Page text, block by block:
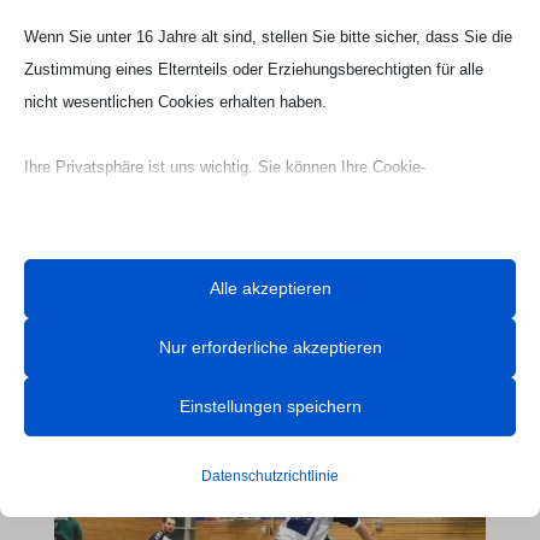
twittern teilen
teilen RSS-feed
Mobil: 0177 2703058
Wenn Sie unter 16 Jahre alt sind, stellen Sie bitte sicher, dass Sie die
Zustimmung eines Elternteils oder Erziehungsberechtigten für alle
nicht wesentlichen Cookies erhalten haben.
Ihre Privatsphäre ist uns wichtig. Sie können Ihre Cookie-
Sie können Ihre Präferenzen jederzeit ändern, indem Sie auf die
Schaltfläche „Einstellungen“ unten klicken.
Beachten Sie, dass das Deaktivieren bestimmter Arten von Cookies
Essenzielle Cookies und Dienste ermöglichen grundlegende
Alle akzeptieren
Nur erforderliche akzeptieren
Einstellungen speichern
Datenschutzrichtlinie